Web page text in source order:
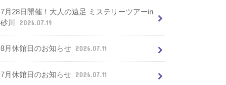
7月28日開催！大人の遠足 ミステリーツアーin
砂川
2026.07.19
8月休館日のお知らせ 2026.07.11
7月休館日のお知らせ 2026.07.11